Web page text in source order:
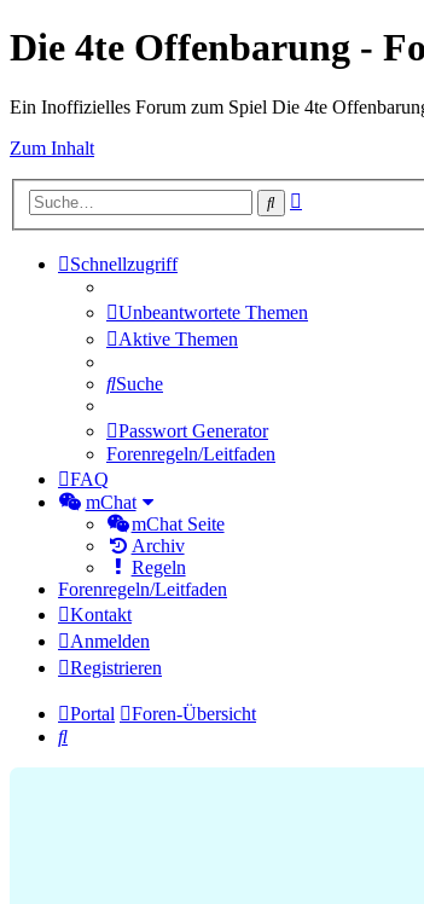
Die 4te Offenbarung -
Ein Inoffizielles Forum zum Spiel Die 4te
Zum Inhalt
Suche
Schnellzugriff
Unbeantwortete Themen
Aktive Themen
Suche
Passwort Generator
Forenregeln/Leitfaden
FAQ
mChat
mChat Seite
Archiv
Regeln
Forenregeln/Leitfaden
Kontakt
Anmelden
Registrieren
Portal
Foren-Übersicht
Suche